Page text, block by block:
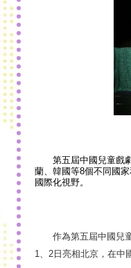
第五屆中國兒童戲劇
蘭、韓國等8個不同國
國際化視野。
作為第五屆中國兒童
1、2日亮相北京，在中